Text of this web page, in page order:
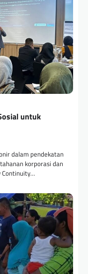
untuk
dalam pendekatan
korporasi dan
Continuity…